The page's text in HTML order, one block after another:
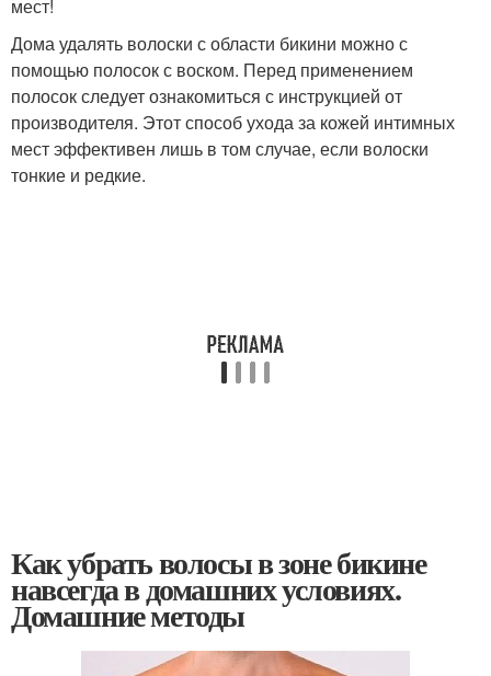
мест!
Дома удалять волоски с области бикини можно с
помощью полосок с воском. Перед применением
полосок следует ознакомиться с инструкцией от
производителя. Этот способ ухода за кожей интимных
мест эффективен лишь в том случае, если волоски
тонкие и редкие.
Как убрать волосы в зоне бикине
навсегда в домашних условиях.
Домашние методы